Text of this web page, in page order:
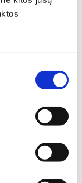
elementų,
Jie
kambario
labai dailūs